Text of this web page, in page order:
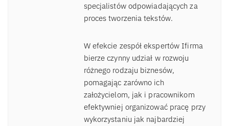
specjalistów odpowiadających za
proces tworzenia tekstów.
W efekcie zespół ekspertów Ifirma
bierze czynny udział w rozwoju
różnego rodzaju biznesów,
pomagając zarówno ich
założycielom, jak i pracownikom
efektywniej organizować pracę przy
wykorzystaniu jak najbardziej